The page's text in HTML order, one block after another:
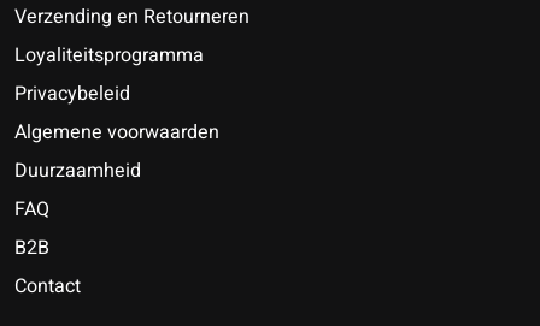
Verzending en Retourneren
Loyaliteitsprogramma
Privacybeleid
Algemene voorwaarden
Duurzaamheid
FAQ
B2B
Contact